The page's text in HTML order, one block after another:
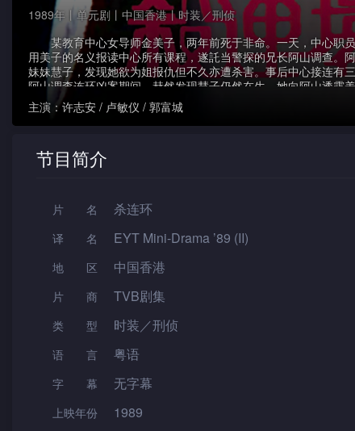
1989年丨单元剧丨中国香港丨时装／刑侦
某教育中心女导师金美子，两年前死于非命。一天，中心职
用美子的名义报读中心所有课程，遂託当警探的兄长阿山调查。
妹妹慧子，发现她欲为姐报仇但不久亦遭杀害。事后中心接连有
阿山调查连环凶案期间，赫然发现慧子仍然在生，她向阿山透露
因，可惜她遭人买凶暗杀，受了重伤入院。最终，阿山揭发真凶原
的父亲，美子当年被三位导师害死，他不惜设局为爱女报仇。
主演：许志安 / 卢敏仪 / 郭富城
节目简介
片名 杀连环
译名 EYT Mini-Drama ’89 (II)
地区 中国香港
片 商 TVB剧集
类型 时装／刑侦
语言 粤语
字幕 无字幕
上映年份 1989